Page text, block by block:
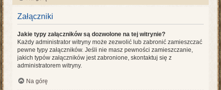
Załączniki
Jakie typy załączników są dozwolone na tej witrynie?
Każdy administrator witryny może zezwolić lub zabronić zamieszczać
pewne typy załączników. Jeśli nie masz pewności zamieszczanie,
jakich typów załączników jest zabronione, skontaktuj się z
administratorem witryny.
Na górę